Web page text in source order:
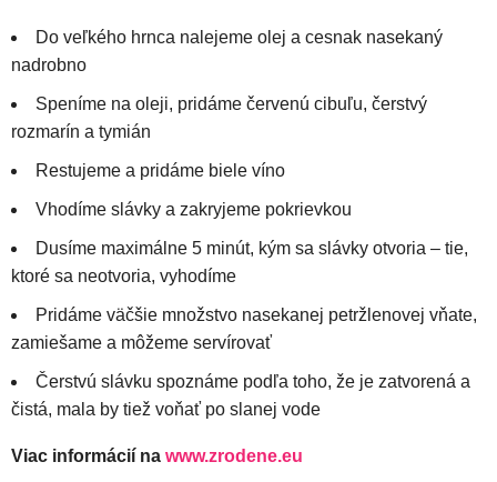
Do veľkého hrnca nalejeme olej a cesnak nasekaný
nadrobno
Speníme na oleji, pridáme červenú cibuľu, čerstvý
rozmarín a tymián
Restujeme a pridáme biele víno
Vhodíme slávky a zakryjeme pokrievkou
Dusíme maximálne 5 minút, kým sa slávky otvoria – tie,
ktoré sa neotvoria, vyhodíme
Pridáme väčšie množstvo nasekanej petržlenovej vňate,
zamiešame a môžeme servírovať
Čerstvú slávku spoznáme podľa toho, že je zatvorená a
čistá, mala by tiež voňať po slanej vode
Viac informácií na www.zrodene.eu